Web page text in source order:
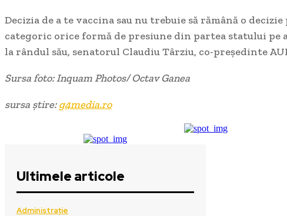
Decizia de a te vaccina sau nu trebuie să rămână o
categoric orice formă de presiune din partea statului pe
la rândul său, senatorul Claudiu Târziu, co-președinte
Sursa foto: Inquam Photos/ Octav Ganea
sursa știre:g4media.ro
Ultimele articole
Administrație